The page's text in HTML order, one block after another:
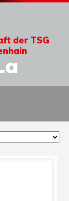
der TSG